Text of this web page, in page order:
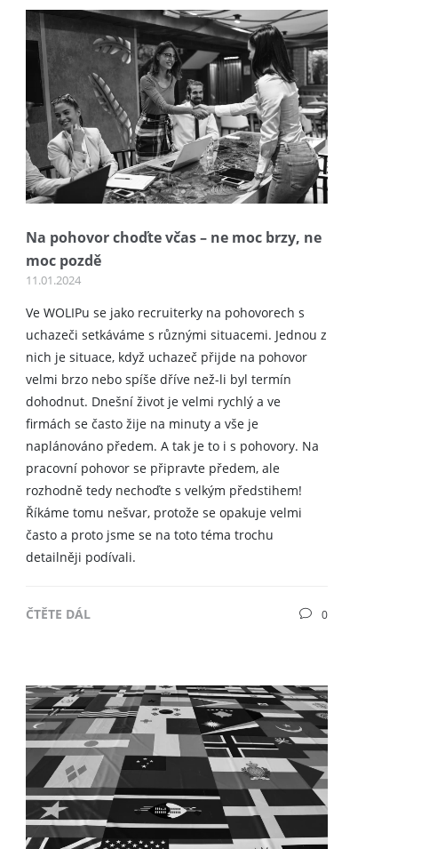
Na pohovor choďte včas – ne moc brzy, ne
moc pozdě
11.01.2024
Ve WOLIPu se jako recruiterky na pohovorech s
uchazeči setkáváme s různými situacemi. Jednou z
nich je situace, když uchazeč přijde na pohovor
velmi brzo nebo spíše dříve než-li byl termín
dohodnut. Dnešní život je velmi rychlý a ve
firmách se často žije na minuty a vše je
naplánováno předem. A tak je to i s pohovory. Na
pracovní pohovor se připravte předem, ale
rozhodně tedy nechoďte s velkým předstihem!
Říkáme tomu nešvar, protože se opakuje velmi
často a proto jsme se na toto téma trochu
detailněji podívali.
ČTĚTE DÁL 0